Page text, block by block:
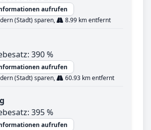
aufrufen
(Stadt) sparen,
8.99 km entfernt
390 %
aufrufen
(Stadt) sparen,
60.93 km entfernt
395 %
aufrufen